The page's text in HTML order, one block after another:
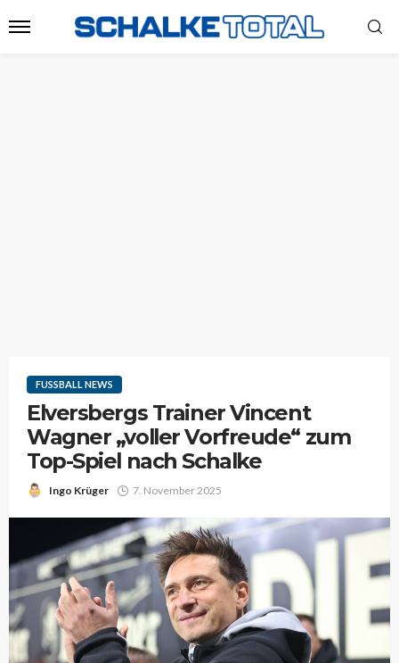
FUSSBALL NEWS
Elversbergs Trainer Vincent
Wagner „voller Vorfreude“ zum
Top-Spiel nach Schalke
Ingo Krüger 7. November 2025